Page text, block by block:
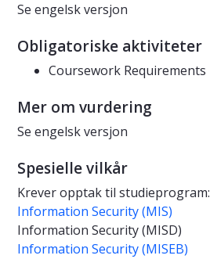
Se engelsk versjon
Obligatoriske aktiviteter
Coursework Requirements
Mer om vurdering
Se engelsk versjon
Spesielle vilkår
Krever opptak til studieprogram:
Information Security (MIS)
Information Security (MISD)
Information Security (MISEB)